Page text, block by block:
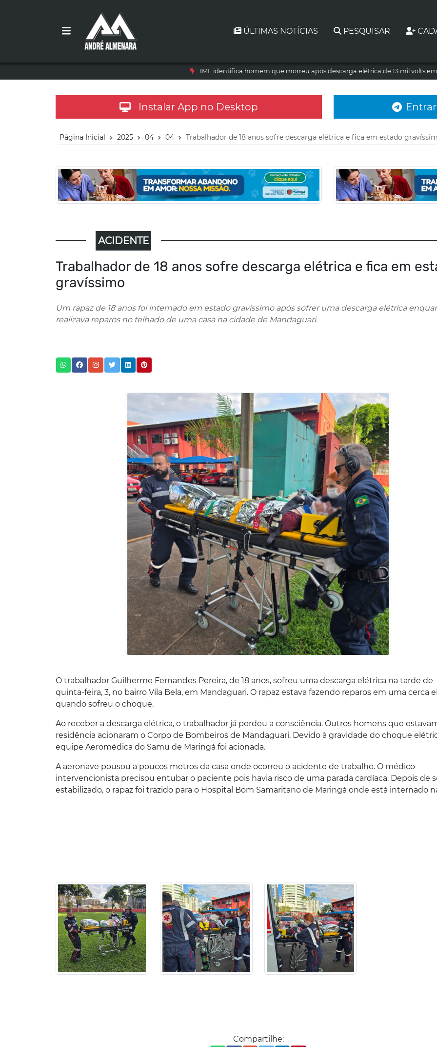
ÚLTIMAS NOTÍCIAS PESQUISAR
IML identifica homem que morreu após descarga elétrica de 13 mil volts
Instalar App no Desktop
Página Inicial 2025 04 04 Trabalhador de 18 anos sofre descarga elétrica e fica em estado
ACIDENTE
Trabalhador de 18 anos sofre descarga elétrica e fica em
gravíssimo
Um rapaz de 18 anos foi internado em estado gravíssimo após sofrer uma descarga elétrica
realizava reparos no telhado de uma casa na cidade de Mandaguari.
O trabalhador Guilherme Fernandes Pereira, de 18 anos, sofreu uma descarga elétrica na tarde de
quinta-feira, 3, no bairro Vila Bela, em Mandaguari. O rapaz estava fazendo reparos em uma cerca
quando sofreu o choque.
Ao receber a descarga elétrica, o trabalhador já perdeu a consciência. Outros homens que
residência acionaram o Corpo de Bombeiros de Mandaguari. Devido à gravidade do choque
equipe Aeromédica do Samu de Maringá foi acionada.
A aeronave pousou a poucos metros da casa onde ocorreu o acidente de trabalho. O médico
intervencionista precisou entubar o paciente pois havia risco de uma parada cardíaca. Depois de
estabilizado, o rapaz foi trazido para o Hospital Bom Samaritano de Maringá onde está internado
Compartilhe: